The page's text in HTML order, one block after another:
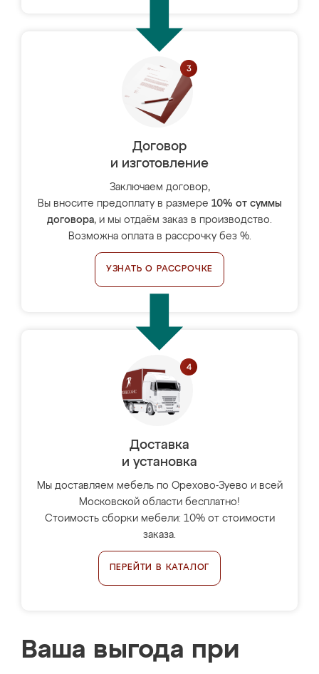
Договор
и изготовление
Заключаем договор,
Вы вносите предоплату в размере 10% от суммы
договора, и мы отдаём заказ в производство.
Возможна оплата в рассрочку без %.
УЗНАТЬ О РАССРОЧКЕ
Доставка
и установка
Мы доставляем мебель по Орехово-Зуево и всей
Московской области бесплатно!
Стоимость сборки мебели: 10% от стоимости
заказа.
ПЕРЕЙТИ В КАТАЛОГ
Ваша выгода при